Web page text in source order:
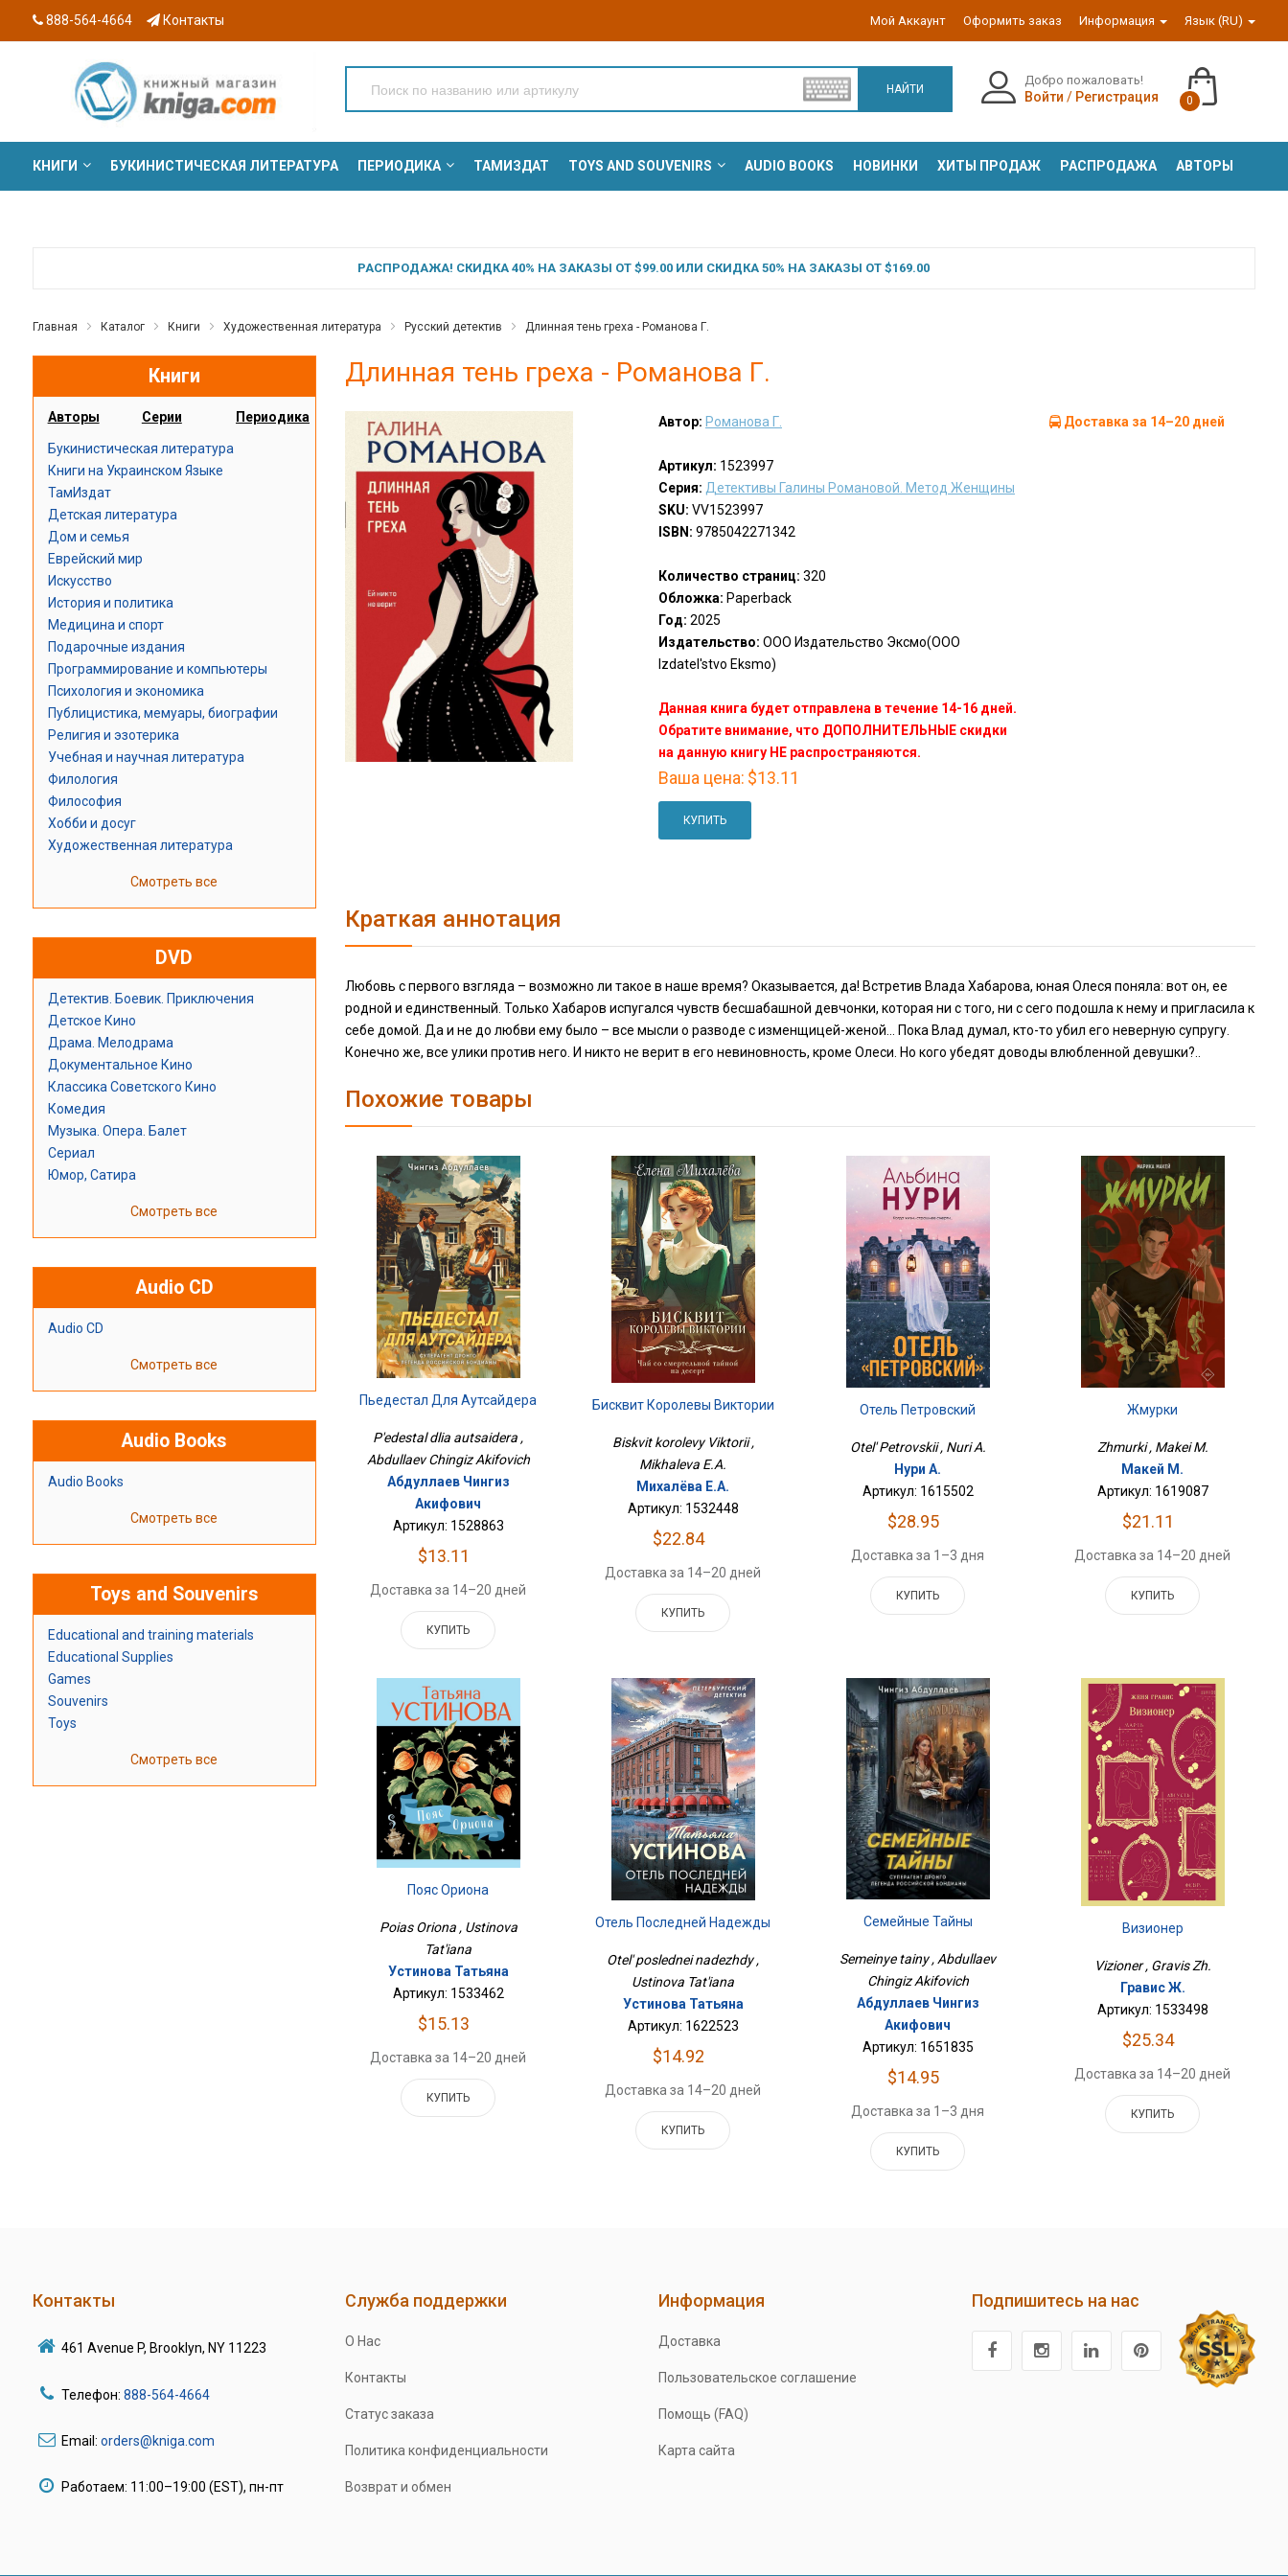
888-564-4664 Контакты Мой Аккаунт Оформить заказ Информация Язык (RU)
НАЙТИ
Добро пожаловать!
Войти / Регистрация 0
КНИГИ БУКИНИСТИЧЕСКАЯ ЛИТЕРАТУРА ПЕРИОДИКА ТАМИЗДАТ TOYS AND SOUVENIRS AUDIO BOOKS НОВИНКИ ХИТЫ ПРОДАЖ РАСПРОДАЖА АВТОРЫ
РАСПРОДАЖА! СКИДКА 40% НА ЗАКАЗЫ ОТ $99.00 ИЛИ СКИДКА 50% НА ЗАКАЗЫ ОТ $169.00
Главная Каталог Книги Художественная литература Русский детектив Длинная тень греха - Романова Г.
Книги
Авторы Серии Периодика
Букинистическая литература
Книги на Украинском Языке
ТамИздат
Детская литература
Дом и семья
Еврейский мир
Искусство
История и политика
Медицина и спорт
Подарочные издания
Программирование и компьютеры
Психология и экономика
Публицистика, мемуары, биографии
Религия и эзотерика
Учебная и научная литература
Филология
Философия
Хобби и досуг
Художественная литература
Смотреть все
DVD
Детектив. Боевик. Приключения
Детское Кино
Драма. Мелодрама
Документальное Кино
Классика Советского Кино
Комедия
Музыка. Опера. Балет
Сериал
Юмор, Сатира
Смотреть все
Audio CD
Audio CD
Смотреть все
Audio Books
Audio Books
Смотреть все
Toys and Souvenirs
Educational and training materials
Educational Supplies
Games
Souvenirs
Toys
Смотреть все
Длинная тень греха - Романова Г.
Автор: Романова Г.
Артикул: 1523997
Серия: Детективы Галины Романовой. Метод Женщины
SKU: VV1523997
ISBN: 9785042271342
Количество страниц: 320
Обложка: Paperback
Год: 2025
Издательство: ООО Издательство Эксмо(OOO
Izdatel'stvo Eksmo)
Данная книга будет отправлена в течение 14-16 дней.
Обратите внимание, что ДОПОЛНИТЕЛЬНЫЕ скидки
на данную книгу НЕ распространяются.
Ваша цена: $13.11
КУПИТЬ
Доставка за 14–20 дней
Краткая аннотация
Любовь с первого взгляда – возможно ли такое в наше время? Оказывается, да! Встретив Влада Хабарова, юная Олеся поняла: вот он, ее
родной и единственный. Только Хабаров испугался чувств бесшабашной девчонки, которая ни с того, ни с сего подошла к нему и пригласила к
себе домой. Да и не до любви ему было – все мысли о разводе с изменщицей-женой… Пока Влад думал, кто-то убил его неверную супругу.
Конечно же, все улики против него. И никто не верит в его невиновность, кроме Олеси. Но кого убедят доводы влюбленной девушки?..
Похожие товары
Пьедестал Для Аутсайдера
P'edestal dlia autsaidera ,
Abdullaev Chingiz Akifovich
Абдуллаев Чингиз
Акифович
Артикул: 1528863
$13.11
Доставка за 14–20 дней
КУПИТЬ
Бисквит Королевы Виктории
Biskvit korolevy Viktorii ,
Mikhaleva E.A.
Михалёва Е.А.
Артикул: 1532448
$22.84
Доставка за 14–20 дней
КУПИТЬ
Отель Петровский
Otel' Petrovskii , Nuri A.
Нури А.
Артикул: 1615502
$28.95
Доставка за 1–3 дня
КУПИТЬ
Жмурки
Zhmurki , Makei M.
Макей М.
Артикул: 1619087
$21.11
Доставка за 14–20 дней
КУПИТЬ
Пояс Ориона
Poias Oriona , Ustinova
Tat'iana
Устинова Татьяна
Артикул: 1533462
$15.13
Доставка за 14–20 дней
КУПИТЬ
Отель Последней Надежды
Otel' poslednei nadezhdy ,
Ustinova Tat'iana
Устинова Татьяна
Артикул: 1622523
$14.92
Доставка за 14–20 дней
КУПИТЬ
Семейные Тайны
Semeinye tainy , Abdullaev
Chingiz Akifovich
Абдуллаев Чингиз
Акифович
Артикул: 1651835
$14.95
Доставка за 1–3 дня
КУПИТЬ
Визионер
Vizioner , Gravis Zh.
Гравис Ж.
Артикул: 1533498
$25.34
Доставка за 14–20 дней
КУПИТЬ
Контакты
461 Avenue P, Brooklyn, NY 11223
Телефон: 888-564-4664
Email: orders@kniga.com
Работаем: 11:00–19:00 (EST), пн-пт
Служба поддержки
О Нас
Контакты
Статус заказа
Политика конфиденциальности
Возврат и обмен
Информация
Доставка
Пользовательское соглашение
Помощь (FAQ)
Карта сайта
Подпишитесь на нас